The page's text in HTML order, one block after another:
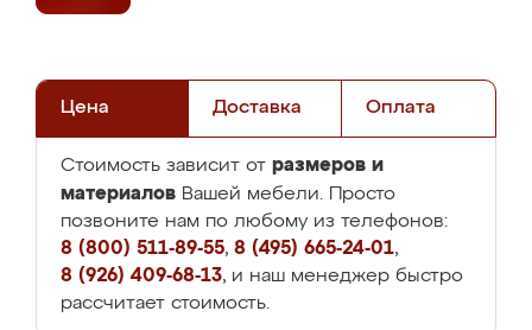
Цена Доставка Оплата
Стоимость зависит от размеров и
материалов Вашей мебели. Просто
позвоните нам по любому из телефонов:
8 (800) 511-89-55, 8 (495) 665-24-01,
8 (926) 409-68-13, и наш менеджер быстро
рассчитает стоимость.